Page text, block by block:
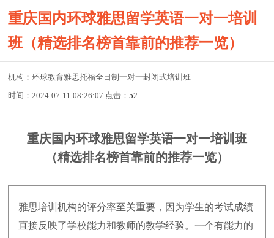
重庆国内环球雅思留学英语一对一培训
班（精选排名榜首靠前的推荐一览）
机构：环球教育雅思托福全日制一对一封闭式培训班
时间：2024-07-11 08:26:07 点击：52
重庆国内环球雅思留学英语一对一培训班
（精选排名榜首靠前的推荐一览）
雅思培训机构的评分率至关重要，因为学生的考试成绩
直接反映了学校能力和教师的教学经验。一个有能力的